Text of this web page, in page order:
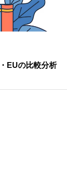
EUの比較分析